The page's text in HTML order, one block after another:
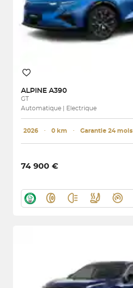
ALPINE A390
GT
Automatique | Electrique
2026 ･ 0 km ･ Garantie 24 mois
74 900 €